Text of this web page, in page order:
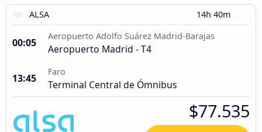
ALSA 14h 40m
00:05
Aeropuerto Adolfo Suárez Madrid-Barajas
Aeropuerto Madrid - T4
13:45
Faro
Terminal Central de Ómnibus
$77.535